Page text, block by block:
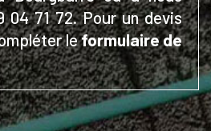
04 71 72. Pour un devis
leformulaire de